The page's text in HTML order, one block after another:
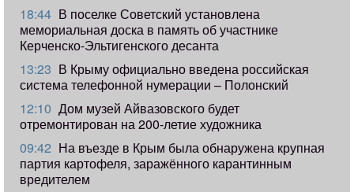
18:44 В поселке Советский установлена
мемориальная доска в память об участнике
Керченско-Эльтигенского десанта
13:23 В Крыму официально введена российская
система телефонной нумерации – Полонский
12:10 Дом музей Айвазовского будет
отремонтирован на 200-летие художника
09:42 ​На въезде в Крым была обнаружена крупная
партия картофеля, заражённого карантинным
вредителем